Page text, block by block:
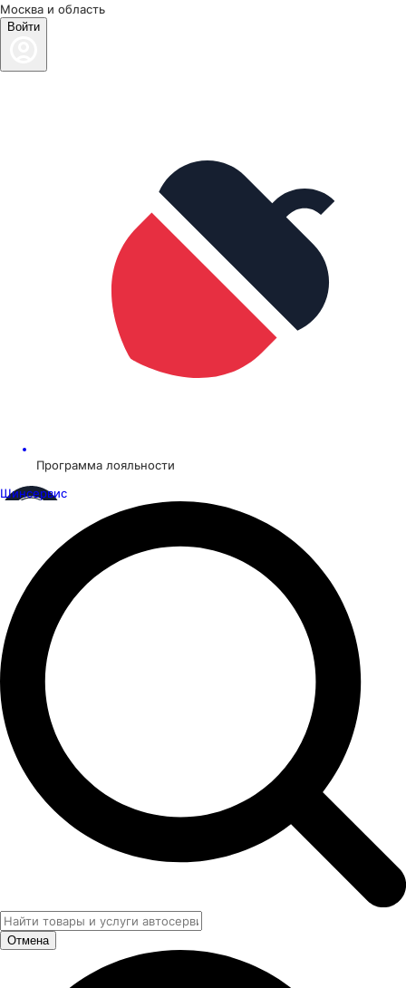
Москва и область
Войти
Программа лояльности
Шинсервис
Отмена